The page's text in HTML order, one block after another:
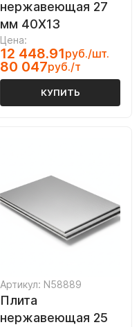
нержавеющая 27
мм 40Х13
Цена:
12 448.91руб./шт.
80 047руб./т
КУПИТЬ
Артикул: N58889
Плита
нержавеющая 25